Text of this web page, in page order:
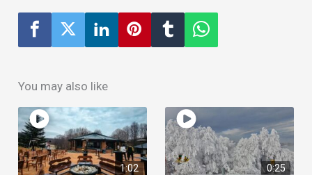
You may also like
1:02 0:25